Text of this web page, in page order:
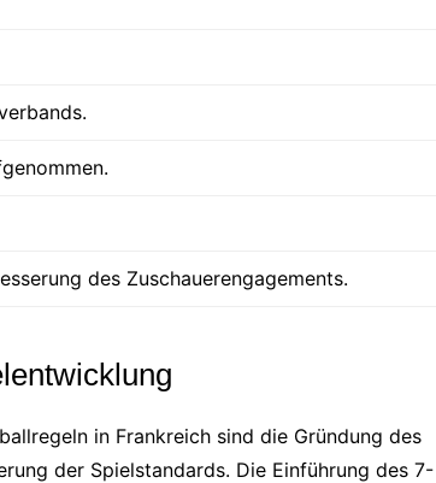
des Zuschauerengagements.
in Frankreich sind die Gründung des
der Spielstandards. Die Einführung des 7-